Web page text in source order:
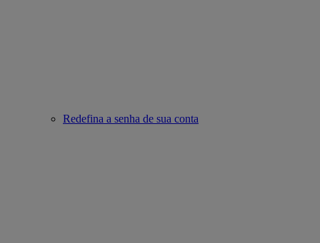
Redefina a senha de sua conta